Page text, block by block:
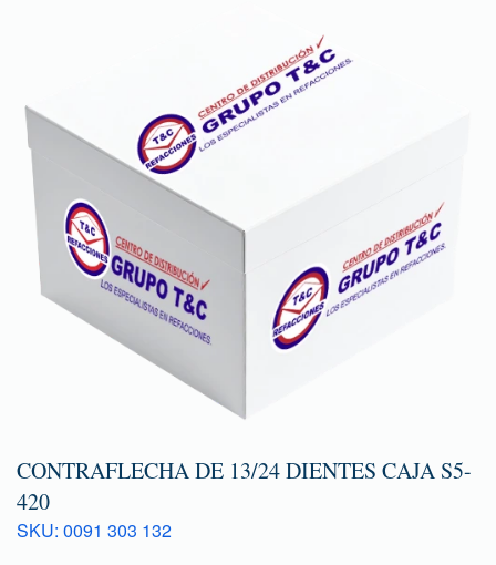
CONTRAFLECHA DE 13/24 DIENTES CAJA S5-
420
SKU: 0091 303 132